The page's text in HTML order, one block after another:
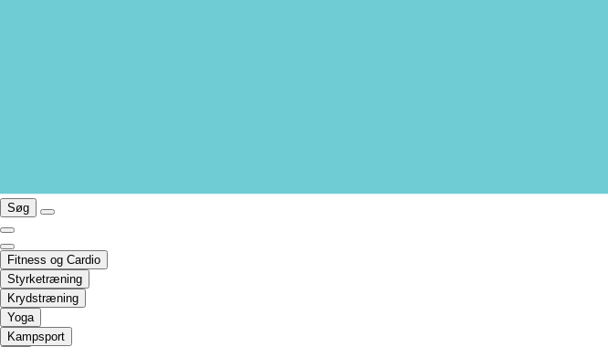
Søg
Fitness og Cardio
Styrketræning
Krydstræning
Yoga
Kampsport